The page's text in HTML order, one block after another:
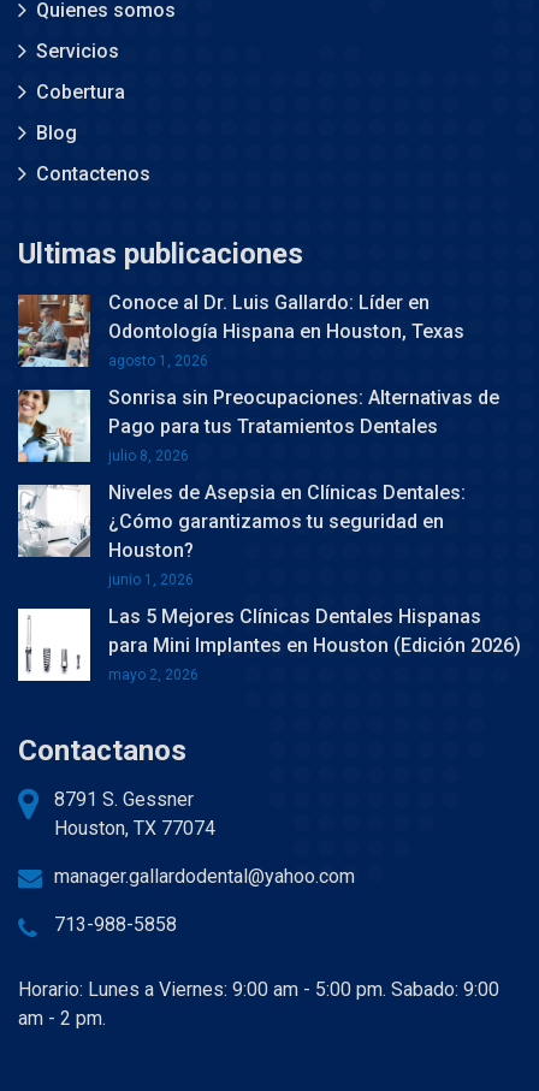
Quienes somos
Servicios
Cobertura
Blog
Contactenos
Ultimas publicaciones
Conoce al Dr. Luis Gallardo: Líder en
Odontología Hispana en Houston, Texas
agosto 1, 2026
Sonrisa sin Preocupaciones: Alternativas de
Pago para tus Tratamientos Dentales
julio 8, 2026
Niveles de Asepsia en Clínicas Dentales:
¿Cómo garantizamos tu seguridad en
Houston?
junio 1, 2026
Las 5 Mejores Clínicas Dentales Hispanas
para Mini Implantes en Houston (Edición 2026)
mayo 2, 2026
Contactanos
8791 S. Gessner
Houston, TX 77074
manager.gallardodental@yahoo.com
713-988-5858
Horario: Lunes a Viernes: 9:00 am - 5:00 pm. Sabado: 9:00
am - 2 pm.